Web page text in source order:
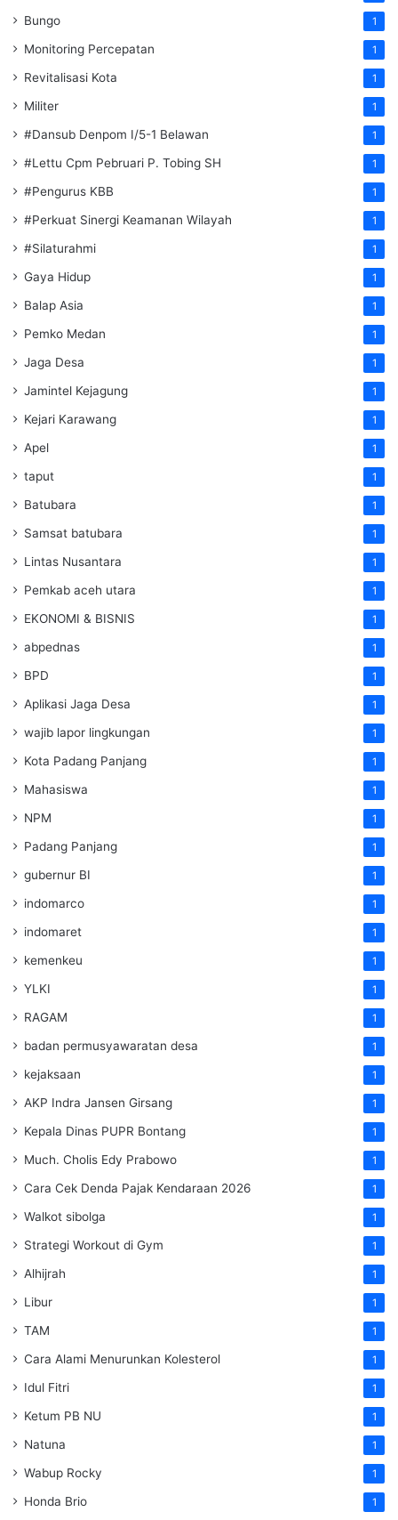
Bungo 1
Monitoring Percepatan 1
Revitalisasi Kota 1
Militer 1
#Dansub Denpom I/5-1 Belawan 1
#Lettu Cpm Pebruari P. Tobing SH 1
#Pengurus KBB 1
#Perkuat Sinergi Keamanan Wilayah 1
#Silaturahmi 1
Gaya Hidup 1
Balap Asia 1
Pemko Medan 1
Jaga Desa 1
Jamintel Kejagung 1
Kejari Karawang 1
Apel 1
taput 1
Batubara 1
Samsat batubara 1
Lintas Nusantara 1
Pemkab aceh utara 1
EKONOMI & BISNIS 1
abpednas 1
BPD 1
Aplikasi Jaga Desa 1
wajib lapor lingkungan 1
Kota Padang Panjang 1
Mahasiswa 1
NPM 1
Padang Panjang 1
gubernur BI 1
indomarco 1
indomaret 1
kemenkeu 1
YLKI 1
RAGAM 1
badan permusyawaratan desa 1
kejaksaan 1
AKP Indra Jansen Girsang 1
Kepala Dinas PUPR Bontang 1
Much. Cholis Edy Prabowo 1
Cara Cek Denda Pajak Kendaraan 2026 1
Walkot sibolga 1
Strategi Workout di Gym 1
Alhijrah 1
Libur 1
TAM 1
Cara Alami Menurunkan Kolesterol 1
Idul Fitri 1
Ketum PB NU 1
Natuna 1
Wabup Rocky 1
Honda Brio 1